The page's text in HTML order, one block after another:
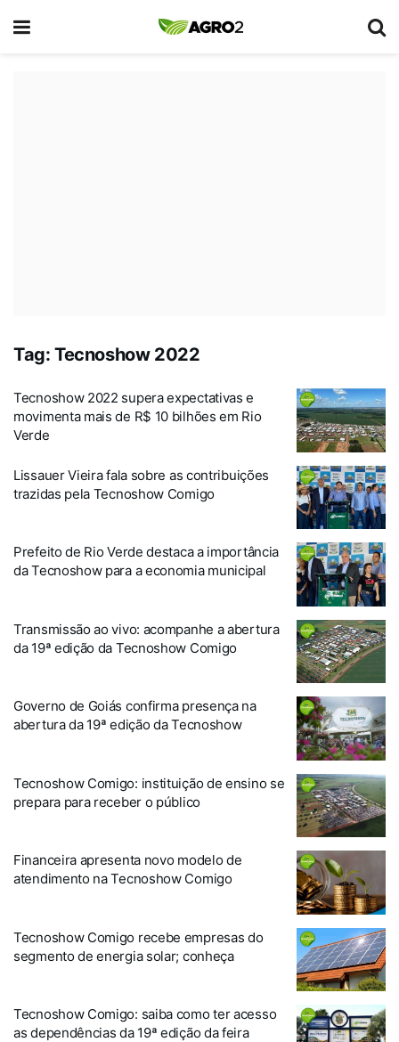
Tag: Tecnoshow 2022
Tecnoshow 2022 supera expectativas e
movimenta mais de R$ 10 bilhões em Rio
Verde
Lissauer Vieira fala sobre as contribuições
trazidas pela Tecnoshow Comigo
Prefeito de Rio Verde destaca a importância
da Tecnoshow para a economia municipal
Transmissão ao vivo: acompanhe a abertura
da 19ª edição da Tecnoshow Comigo
Governo de Goiás confirma presença na
abertura da 19ª edição da Tecnoshow
Tecnoshow Comigo: instituição de ensino se
prepara para receber o público
Financeira apresenta novo modelo de
atendimento na Tecnoshow Comigo
Tecnoshow Comigo recebe empresas do
segmento de energia solar; conheça
Tecnoshow Comigo: saiba como ter acesso
as dependências da 19ª edição da feira